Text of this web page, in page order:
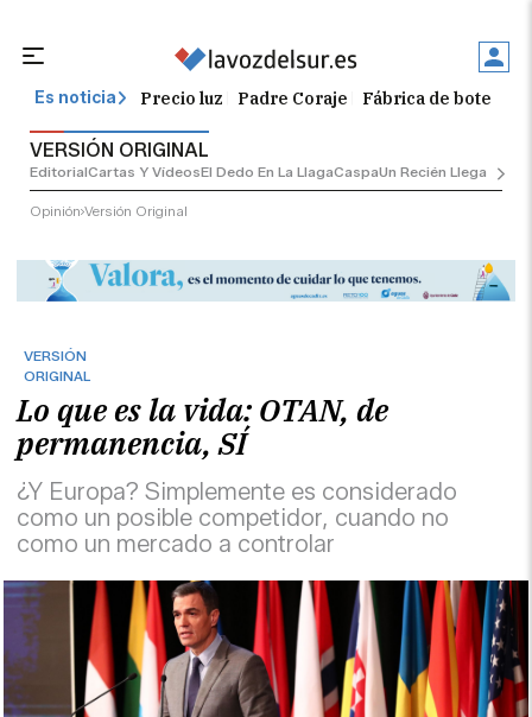
Es noticia Precio luz Padre Coraje Fábrica de botellas
VERSIÓN ORIGINAL
EditorialCartas Y VídeosEl Dedo En La LlagaCaspaUn Recién Llegado
Opinión Versión Original
VERSIÓN
ORIGINAL
Lo que es la vida: OTAN, de
permanencia, SÍ
¿Y Europa? Simplemente es considerado
como un posible competidor, cuando no
como un mercado a controlar